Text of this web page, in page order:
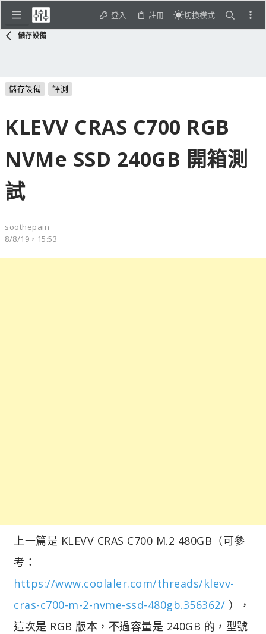
登入 註冊 切換模式
儲存設備
儲存設備 評測
KLEVV CRAS C700 RGB
NVMe SSD 240GB 開箱測
試
soothepain
8/8/19，15:53
上一篇是 KLEVV CRAS C700 M.2 480GB（可參
考：
https://www.coolaler.com/threads/klevv-
cras-c700-m-2-nvme-ssd-480gb.356362/ ），
這次是 RGB 版本，不過容量是 240GB 的，型號